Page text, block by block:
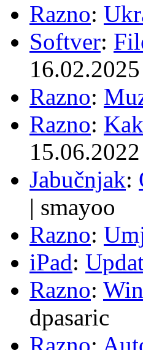
Razno:
Softver:
16.02.2025
Razno:
Razno:
15.06.2022
Jabučnjak:
| smayoo
Razno:
iPad:
Razno:
dpasaric